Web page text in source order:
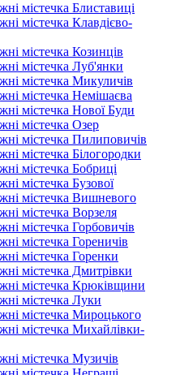
містечка Блиставиці
містечка Клавдієво-
містечка Козинців
містечка Луб'янки
містечка Микуличів
містечка Немішаєва
містечка Нової Буди
містечка Озер
містечка Пилиповичів
містечка Білогородки
містечка Бобриці
містечка Бузової
містечка Вишневого
містечка Ворзеля
містечка Горбовичів
містечка Гореничів
містечка Горенки
містечка Дмитрівки
містечка Крюківщини
містечка Луки
містечка Мироцького
містечка Михайлівки-
містечка Музичів